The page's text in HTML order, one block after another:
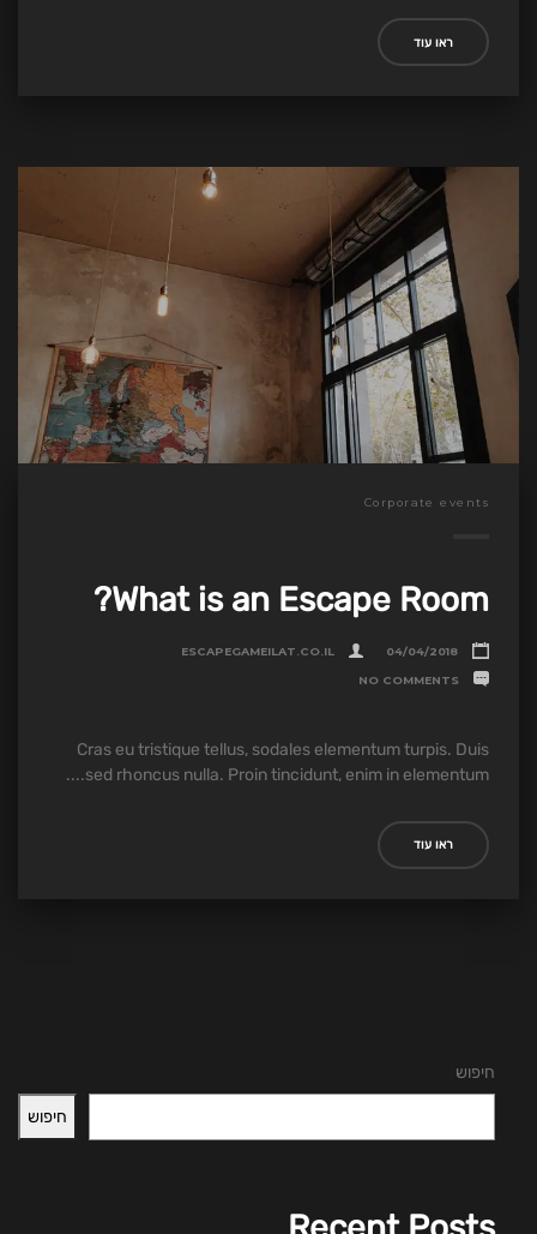
ראו עוד
Corporate events
What is an Escape Room?
04/04/2018
ESCAPEGAMEILAT.CO.IL
NO COMMENTS
Cras eu tristique tellus, sodales elementum turpis. Duis
sed rhoncus nulla. Proin tincidunt, enim in elementum....
ראו עוד
חיפוש
חיפוש